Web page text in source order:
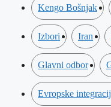
Kengo Bošnjak
Izbori Iran
Glavni odbor
Evropske